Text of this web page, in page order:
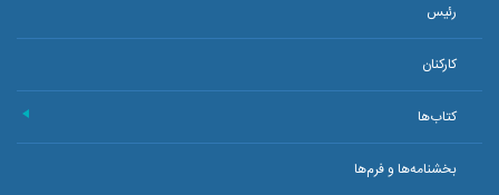
رئیس
کارکنان
کتاب‌ها
بخشنامه‌ها و فرم‌ها